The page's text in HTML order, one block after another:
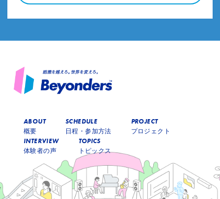
ABOUT
概要
SCHEDULE
日程・参加方法
PROJECT
プロジェクト
INTERVIEW
体験者の声
TOPICS
トピックス